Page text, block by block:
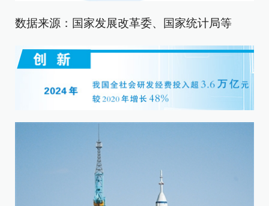
数据来源：国家发展改革委、国家统计局等